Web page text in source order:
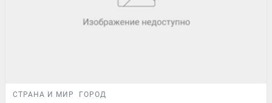
СТРАНА И МИР ГОРОД